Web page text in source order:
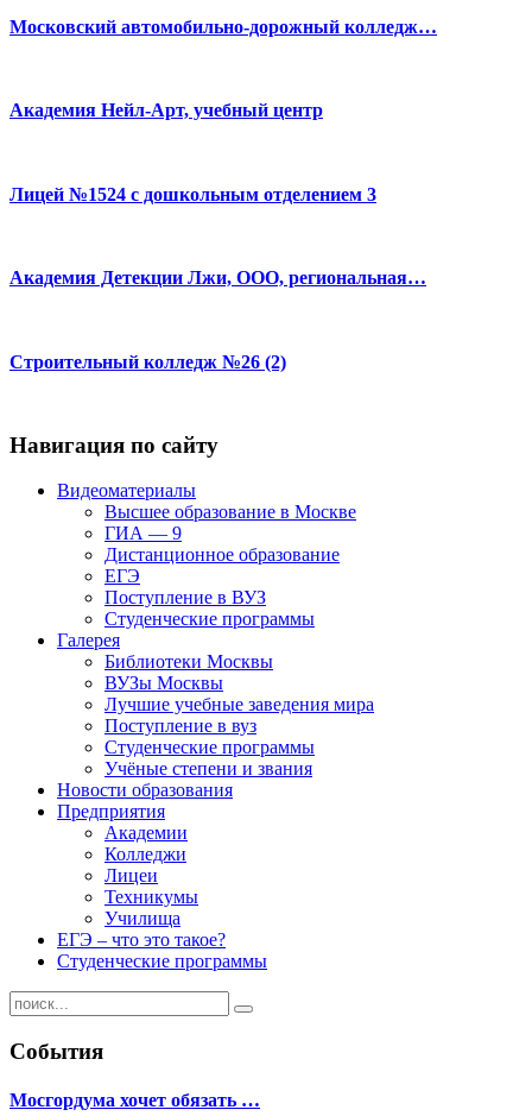
Московский автомобильно-дорожный колледж…
Академия Нейл-Арт, учебный центр
Лицей №1524 с дошкольным отделением 3
Академия Детекции Лжи, ООО, региональная…
Строительный колледж №26 (2)
Навигация по сайту
Видеоматериалы
Высшее образование в Москве
ГИА — 9
Дистанционное образование
ЕГЭ
Поступление в ВУЗ
Студенческие программы
Галерея
Библиотеки Москвы
ВУЗы Москвы
Лучшие учебные заведения мира
Поступление в вуз
Студенческие программы
Учёные степени и звания
Новости образования
Предприятия
Академии
Колледжи
Лицеи
Техникумы
Училища
ЕГЭ – что это такое?
Студенческие программы
События
Мосгордума хочет обязать …